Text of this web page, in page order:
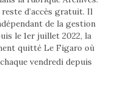
d’accès gratuit. Il
de la gestion
le 1er juillet 2022, la
quitté Le Figaro où
chaque vendredi depuis